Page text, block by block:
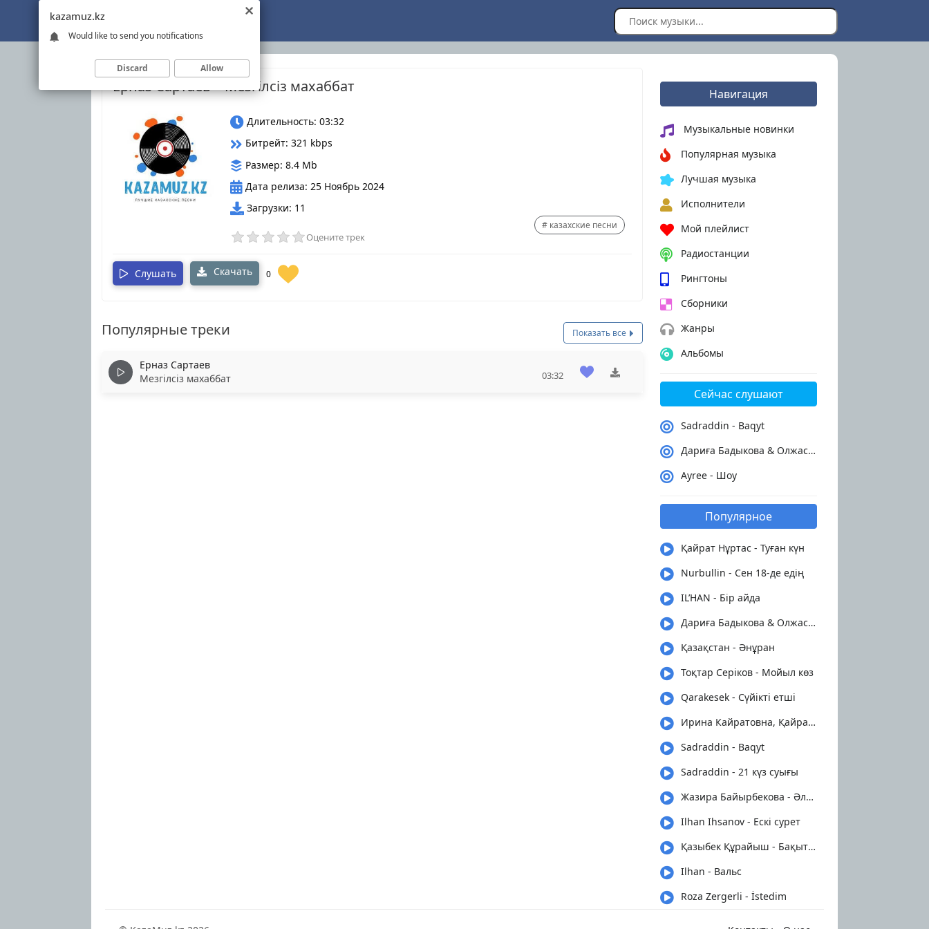
Ерназ Сартаев – Мезгілсіз махаббат
Длительность: 03:32
Битрейт: 321 kbps
Размер: 8.4 Mb
Дата релиза: 25 Ноябрь 2024
Загрузки: 11
Оцените трек
казахские песни
Слушать Скачать 0
Популярные треки Показать все
Ерназ Сартаев
Мезгілсіз махаббат
03:32
Навигация
Музыкальные новинки
Популярная музыка
Лучшая музыка
Исполнители
Мой плейлист
Радиостанции
Рингтоны
Сборники
Жанры
Альбомы
Сейчас слушают
Sadraddin - Baqyt
Дариға Бадыкова & Олжас Абай - Сен керексің
Ayree - Шоу
Популярное
Қайрат Нұртас - Туған күн
Nurbullin - Сен 18-де едің
IL’HAN - Бір айда
Дариға Бадыкова & Олжас Абай - Сен керексің
Қазақстан - Әнұран
Тоқтар Серіков - Мойыл көз
Qarakesek - Сүйікті етші
Ирина Кайратовна, Қайрат Нұртас - Түн
Sadraddin - Baqyt
Sadraddin - 21 күз суығы
Жазира Байырбекова - Әлди-әлди бөпешім
Ilhan Ihsanov - Ескі сурет
Қазыбек Құрайыш - Бақытыңды табасың
Ilhan - Вальс
Roza Zergerli - İstedim
kazamuz.kz
Would like to send you notifications
Discard Allow